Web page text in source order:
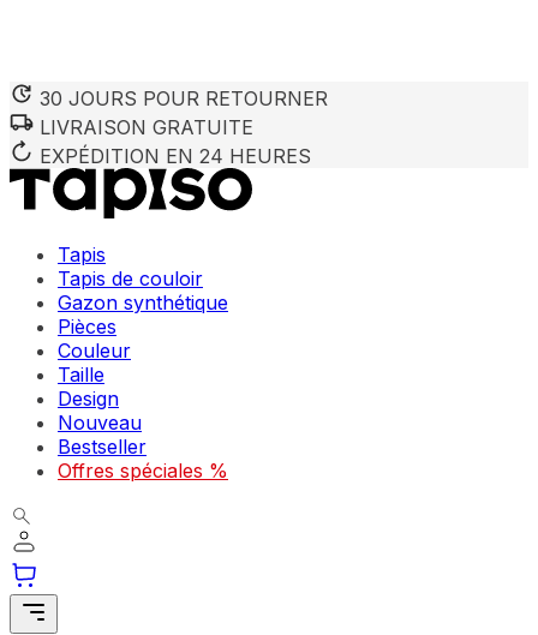
30 JOURS POUR RETOURNER
LIVRAISON GRATUITE
EXPÉDITION EN 24 HEURES
Tapis
Tapis de couloir
Gazon synthétique
Pièces
Couleur
Taille
Design
Nouveau
Bestseller
Offres spéciales %
Nous utilisons des cookies pour personnaliser le contenu
partenaires peuvent combiner ces informations avec
utilisation de leurs services.
Les cookies indispensables sont cruciaux pour les
Les cookies liés aux préférences permettent au site de
comme votre langue préférée ou la région dans laquelle